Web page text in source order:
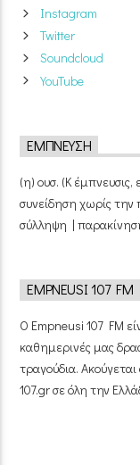
Instagram
Twitter
Soundcloud
YouTube
ΈΜΠΝΕΥΣΗ
(η) ουσ. (Κ έμπνευσις,
συνείδηση χωρίς
σύλληψη |
EMPNEUSI 107 FM
Ο Empneusi 107 FM
καθημερινές μας
τραγούδια.
107.gr σε όλη την